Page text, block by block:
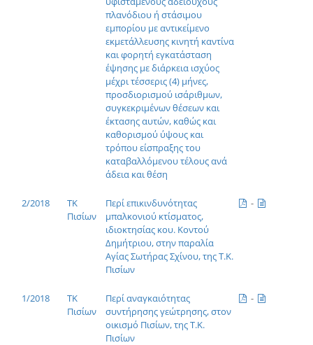
πλανόδιου ή στάσιμου
εμπορίου με αντικείμενο
εκμετάλλευσης κινητή καντίνα
και φορητή εγκατάσταση
έψησης με διάρκεια ισχύος
μέχρι τέσσερις (4) μήνες,
προσδιορισμού ισάριθμων,
συγκεκριμένων θέσεων και
έκτασης αυτών, καθώς και
καθορισμού ύψους και
τρόπου είσπραξης του
καταβαλλόμενου τέλους ανά
άδεια και θέση
2/2018
ΤΚ
Πισίων
Περί επικινδυνότητας
μπαλκονιού κτίσματος,
ιδιοκτησίας κου. Κοντού
Δημήτριου, στην παραλία
Αγίας Σωτήρας Σχίνου, της Τ.Κ.
Πισίων
-
1/2018
ΤΚ
Πισίων
Περί αναγκαιότητας
συντήρησης γεώτρησης, στον
οικισμό Πισίων, της Τ.Κ.
Πισίων
-